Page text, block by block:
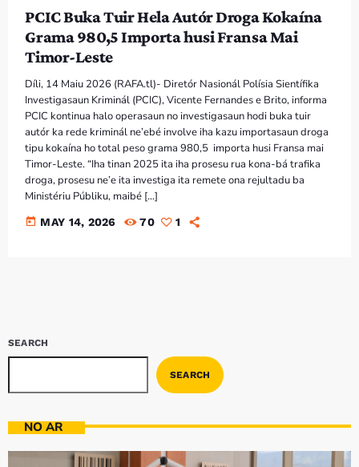
PORTUGUÊS
PRÓXIMOS PROGRAMAS
Bom dia RAFA
7:00 AM - 10:00 AM
Bom dia RAFA
7:00 AM - 9:00 AM
PCIC Buka Tuir Hela Autór Droga Kokaína
Grama 980,5 Importa husi Fransa Mai
Timor-Leste
Díli, 14 Maiu 2026 (RAFA.tl)- Diretór Nasionál Polísia Sientífika
Investigasaun Kriminál (PCIC), Vicente Fernandes e Brito, informa
PCIC kontinua halo operasaun no investigasaun hodi buka tuir
autór ka rede kriminál ne’ebé involve iha kazu importasaun droga
tipu kokaína ho total peso grama 980,5 importa husi Fransa mai
Timor-Leste. “Iha tinan 2025 ita iha prosesu rua kona-bá trafika
droga, prosesu ne’e ita investiga ita remete ona rejultadu ba
Ministériu Públiku, maibé […]
today MAY 14, 2026 70 1
SEARCH
SEARCH
NO AR